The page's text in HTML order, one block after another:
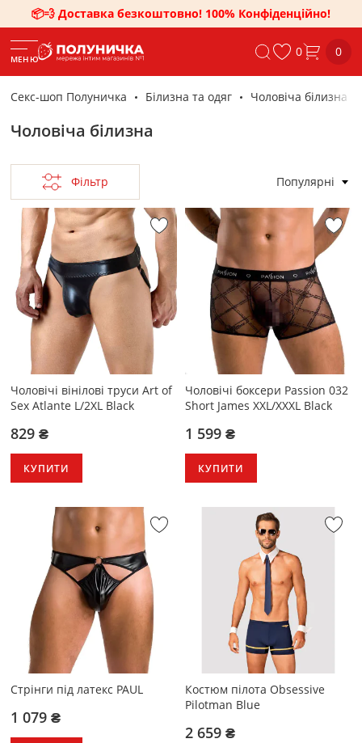
📦💨 Доставка безкоштовно! 100% Конфіденційно!
МЕНЮ 0 0
Секс-шоп Полуничка Білизна та одяг Чоловіча білизна
Чоловіча білизна
Фільтр Популярні
Чоловічі вінілові труси Art of
Sex Atlante L/2XL Black
829 ₴
КУПИТИ
Чоловічі боксери Passion 032
Short James XXL/XXXL Black
1 599 ₴
КУПИТИ
Стрінги під латекс PAUL
1 079 ₴
Костюм пілота Obsessive
Pilotman Blue
2 659 ₴